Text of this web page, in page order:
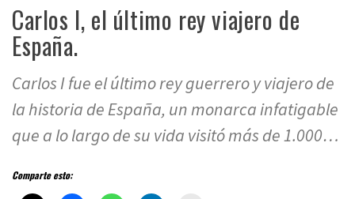
Carlos I, el último rey viajero de
España.
Carlos I fue el último rey guerrero y viajero de
la historia de España, un monarca infatigable
que a lo largo de su vida visitó más de 1.000…
Comparte esto: